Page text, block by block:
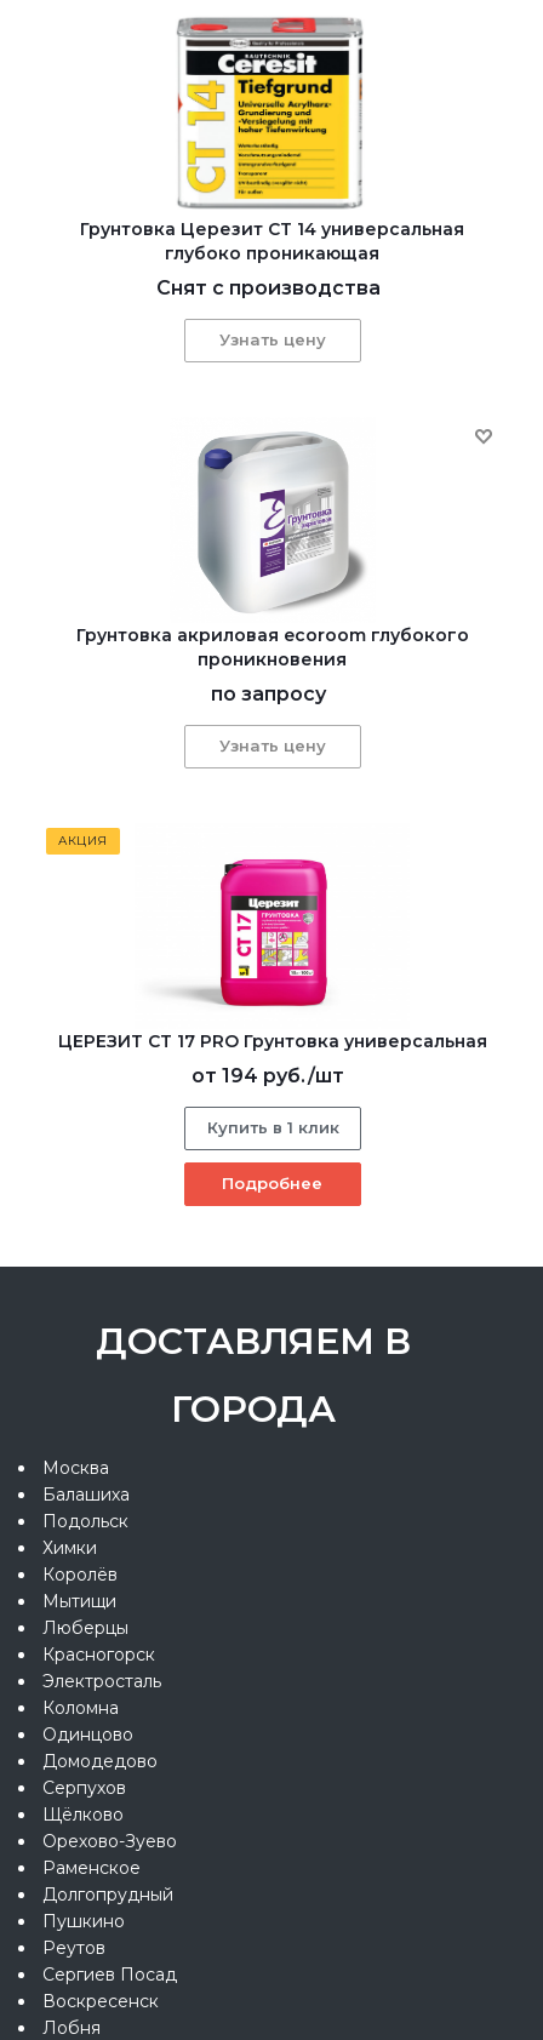
Грунтовка Церезит CT 14 универсальная
глубоко проникающая
Снят с производства
Узнать цену
Грунтовка акриловая ecoroom глубокого
проникновения
по запросу
Узнать цену
АКЦИЯ
ЦЕРЕЗИТ CT 17 PRO Грунтовка универсальная
от 194 руб./шт
Купить в 1 клик
Подробнее
ДОСТАВЛЯЕМ В
ГОРОДА
Москва
Балашиха
Подольск
Химки
Королёв
Мытищи
Люберцы
Красногорск
Электросталь
Коломна
Одинцово
Домодедово
Серпухов
Щёлково
Орехово-Зуево
Раменское
Долгопрудный
Пушкино
Реутов
Сергиев Посад
Воскресенск
Лобня